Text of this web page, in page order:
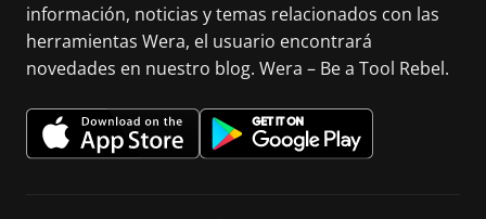
información, noticias y temas relacionados con las
herramientas Wera, el usuario encontrará
novedades en nuestro blog. Wera – Be a Tool Rebel.